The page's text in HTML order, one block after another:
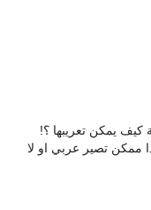
كيف يمكن تعريبها ؟!
ممكن تصير عربي او لا